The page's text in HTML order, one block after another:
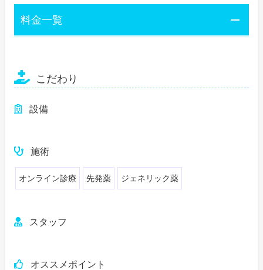
料金一覧
こだわり
設備
施術
オンライン診療 先発薬 ジェネリック薬
スタッフ
オススメポイント